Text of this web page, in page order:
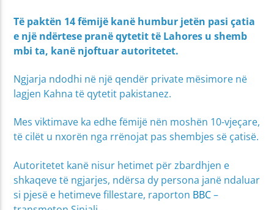
Të paktën 14 fëmijë kanë humbur jetën pasi çatia
e një ndërtese pranë qytetit të Lahores u shemb
mbi ta, kanë njoftuar autoritetet.
Ngjarja ndodhi në një qendër private mësimore në
lagjen Kahna të qytetit pakistanez.
Mes viktimave ka edhe fëmijë nën moshën 10-vjeçare,
të cilët u nxorën nga rrënojat pas shembjes së çatisë.
Autoritetet kanë nisur hetimet për zbardhjen e
shkaqeve të ngjarjes, ndërsa dy persona janë ndaluar
si pjesë e hetimeve fillestare, raporton BBC–